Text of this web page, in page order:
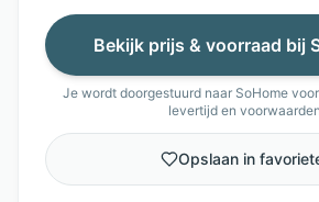
Bekijk prijs & voorraad bij
Je wordt doorgestuurd naar SoHome
levertijd en
Opslaan in